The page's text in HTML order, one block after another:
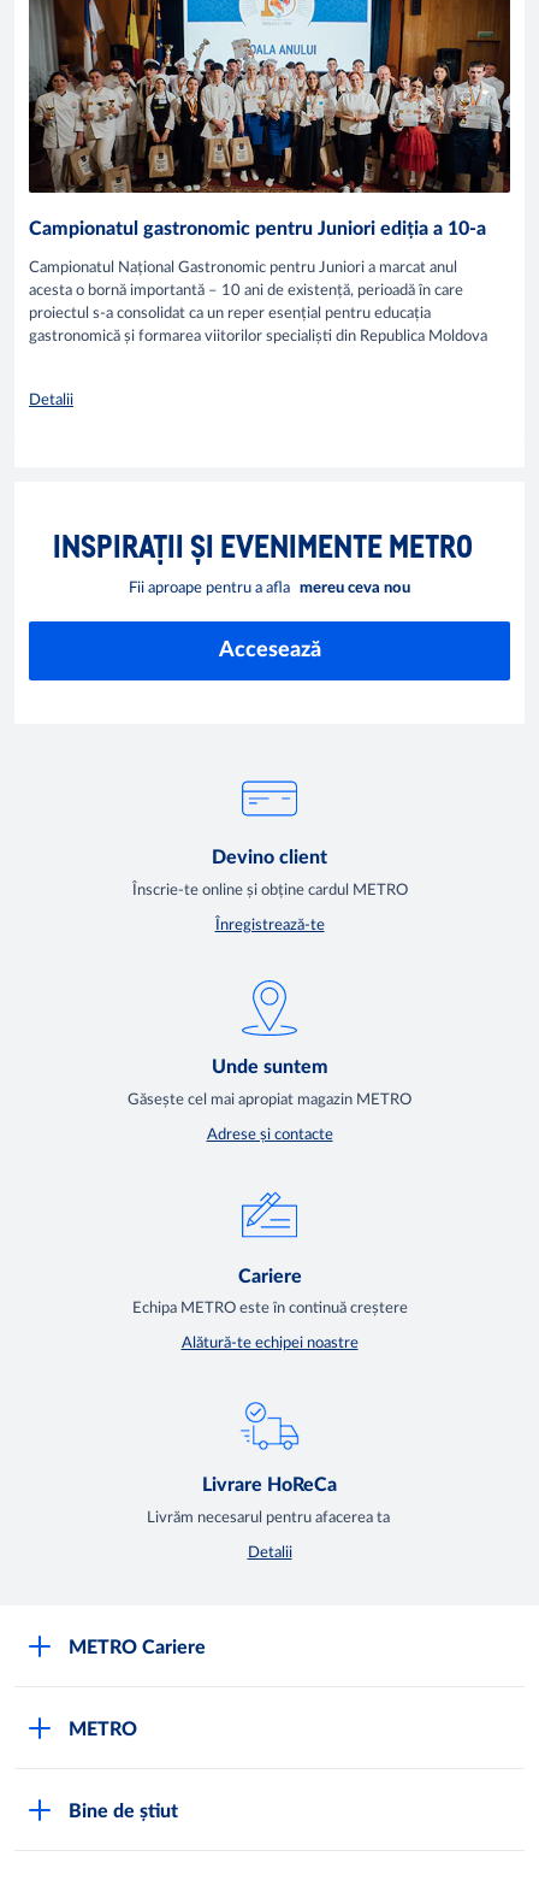
Campionatul gastronomic pentru Juniori ediția a 10-a
Campionatul Național Gastronomic pentru Juniori a marcat anul
acesta o bornă importantă – 10 ani de existență, perioadă în care
proiectul s-a consolidat ca un reper esențial pentru educația
gastronomică și formarea viitorilor specialiști din Republica Moldova
Detalii
INSPIRAȚII ȘI EVENIMENTE METRO
Fii aproape pentru a afla mereu ceva nou
Accesează
Devino client
Înscrie-te online și obține cardul METRO
Înregistrează-te
Unde suntem
Găsește cel mai apropiat magazin METRO
Adrese și contacte
Cariere
Echipa METRO este în continuă creștere
Alătură-te echipei noastre
Livrare HoReCa
Livrăm necesarul pentru afacerea ta
Detalii
METRO Cariere
METRO
Bine de știut